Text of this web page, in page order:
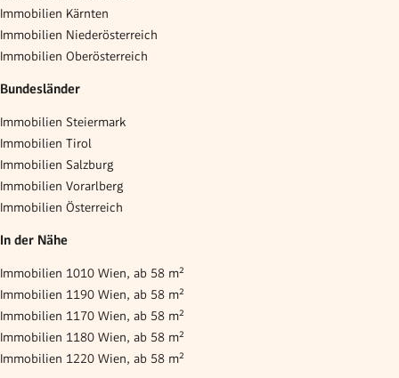
Immobilien Kärnten
Immobilien Niederösterreich
Immobilien Oberösterreich
Bundesländer
Immobilien Steiermark
Immobilien Tirol
Immobilien Salzburg
Immobilien Vorarlberg
Immobilien Österreich
In der Nähe
Immobilien 1010 Wien, ab 58 m²
Immobilien 1190 Wien, ab 58 m²
Immobilien 1170 Wien, ab 58 m²
Immobilien 1180 Wien, ab 58 m²
Immobilien 1220 Wien, ab 58 m²